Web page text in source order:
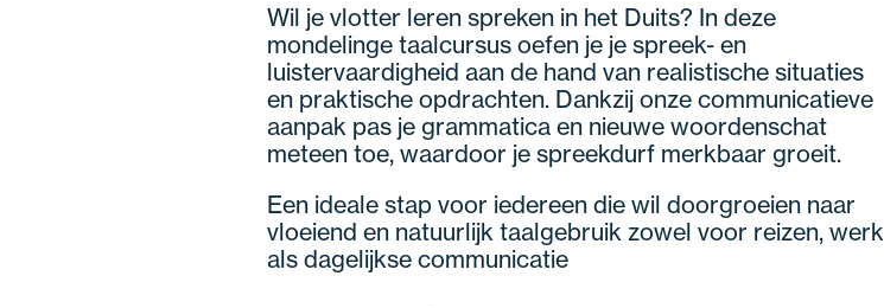
Wil je vlotter leren spreken in het Duits? In deze
mondelinge taalcursus oefen je je spreek- en
luistervaardigheid aan de hand van realistische situaties
en praktische opdrachten. Dankzij onze communicatieve
aanpak pas je grammatica en nieuwe woordenschat
meteen toe, waardoor je spreekdurf merkbaar groeit.
Een ideale stap voor iedereen die wil doorgroeien naar
vloeiend en natuurlijk taalgebruik zowel voor reizen, werk
als dagelijkse communicatie